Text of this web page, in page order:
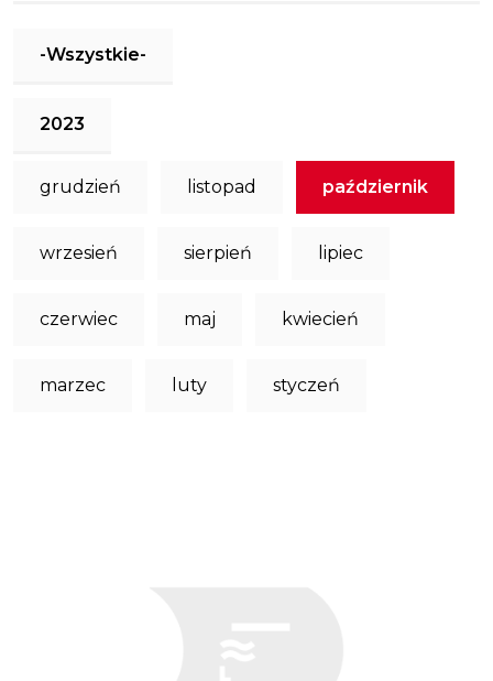
-Wszystkie-
2023
grudzień listopad październik
wrzesień sierpień lipiec
czerwiec maj kwiecień
marzec luty styczeń